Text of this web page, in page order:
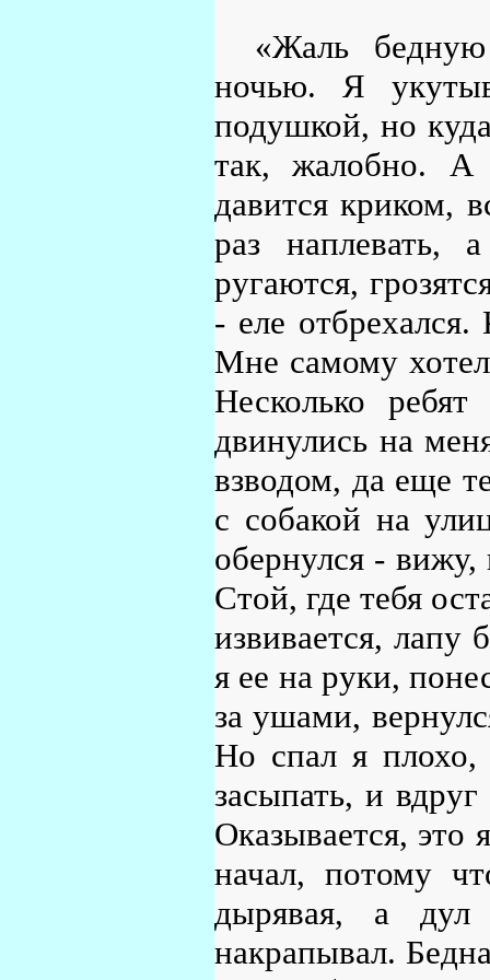
«Жаль
ночью. Я
подушкой, но
так, жалобно. А
давится криком,
раз наплевать,
ругаются,
- еле
Мне самому
Несколько
двинулись на
взводом, да еще
с собакой на
обернулся -
Стой, где тебя
извивается, лапу
я ее на руки,
за ушами,
Но спал я плохо,
засыпать, и
Оказывается,
начал, потому
дырявая, а дул
накрапывал.